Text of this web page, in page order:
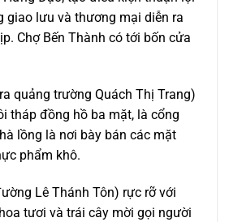
giao lưu và thương mại diễn ra
Chợ Bến Thành có tới bốn cửa
quảng trường Quách Thị Trang)
tháp đồng hồ ba mặt, là cổng
lồng là nơi bày bán các mặt
phẩm khô.
Lê Thánh Tôn) rực rỡ với
tươi và trái cây mời gọi người